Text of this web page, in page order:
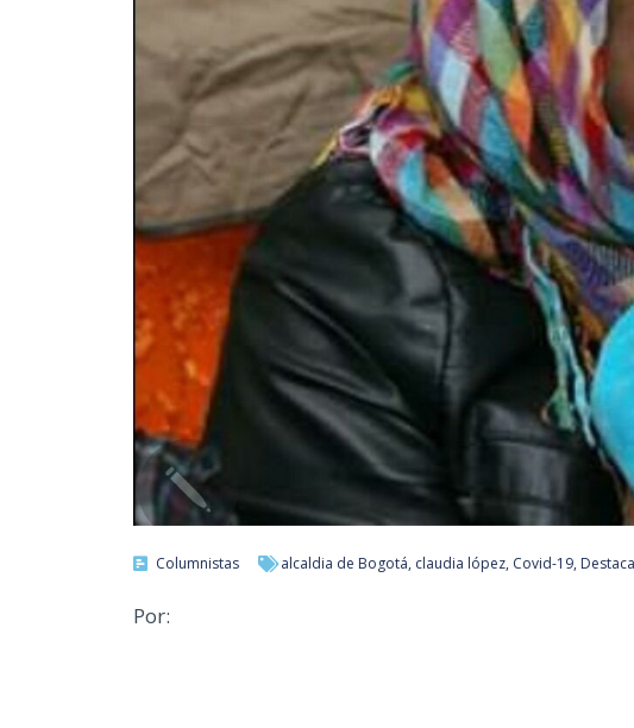
Columnistas alcaldia de Bogotá, claudia lópez, Covid-19,
Por: